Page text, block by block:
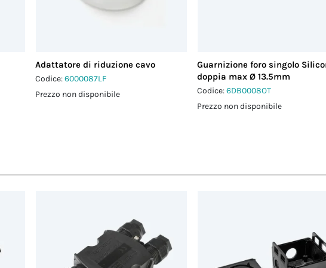
Adattatore di riduzione cavo
Codice:6000087LF
Prezzo non disponibile
Guarnizione foro singolo
doppia max Ø 13.5mm
Codice:6DB0008OT
Prezzo non disponibile